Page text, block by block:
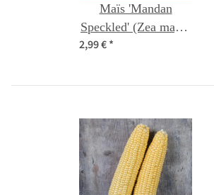
Maïs 'Mandan
Speckled' (Zea mays)
2,99 €*